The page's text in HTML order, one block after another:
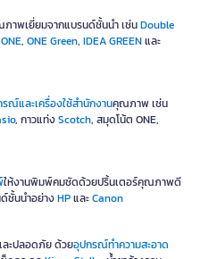
าพเยี่ยมจากแบรนด์ชั้นนำ เช่นDouble
ONE, ONE Green, IDEA GREENและ
ณ์และเครื่องใช้สำนักงานคุณภาพ เช่น
, กาวแท่งScotch, สมุดโน้ต ONE,
ให้งานพิมพ์คมชัดด้วยปริ้นเตอร์คุณภาพดี
ชั้นนำอย่างHPและCanon
ละปลอดภัย ด้วยอุปกรณ์ทำความสะอาด